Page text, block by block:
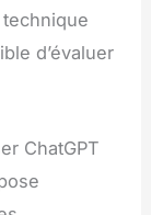
technique
d’évaluer
ChatGPT